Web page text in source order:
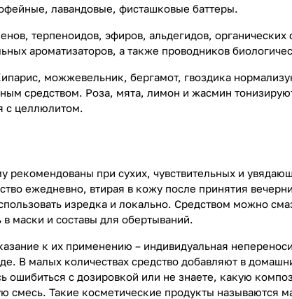
лавандовые, фисташковые баттеры.
терпеноидов, эфиров, альдегидов, органических
ароматизаторов, а также проводников
можжевельник, бергамот, гвоздика
средством. Роза, мята, лимон и жасмин
с целлюлитом.
рекомендованы при сухих, чувствительных и
ежедневно, втирая в кожу после принятия
изредка и локально. Средством можно
маски и составы для обертываний.
к их применению – индивидуальная
В малых количествах средство добавляют в
ошибиться с дозировкой или не знаете, какую
смесь. Такие косметические продукты называются